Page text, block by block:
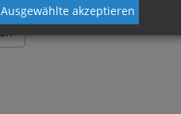
Ausgewählte akzeptieren